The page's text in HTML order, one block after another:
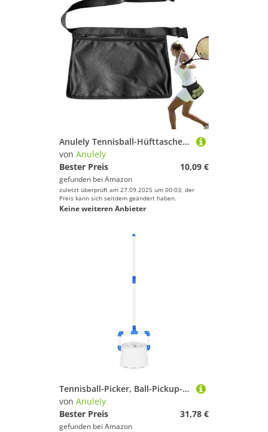
Anulely Tennisball-Hüfttasche, Outdoor-Tennisball-Hüfttasche, Tennisball-Zubehör, Ball-Hüfttasche für Erwachsene, Frauen oder Jugendliche
von Anulely
Bester Preis
10,09 €
gefunden bei Amazon
zuletzt überprüft am 27.09.2025 um 00:03; der
Preis kann sich seitdem geändert haben.
Keine weiteren Anbieter
Tennisball-Picker, Ball-Pickup-Sammler, verstellbarer Aufbewahrungsfänger, Übungszubehör für Outdoor-Hinterhof
von Anulely
Bester Preis
31,78 €
gefunden bei Amazon